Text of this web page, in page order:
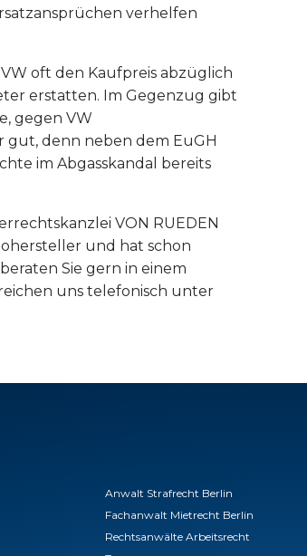
verhelfen
oft den Kaufpreis abzüglich
erstatten. Im Gegenzug gibt
gegen VW
gut, denn neben dem EuGH
im Abgasskandal bereits
VON RUEDEN
und hat schon
Sie gern in einem
uns telefonisch unter
Anwalt Strafrecht Berlin
Fachanwalt Mietrecht Berlin
Rechtsanwälte Arbeitsrecht